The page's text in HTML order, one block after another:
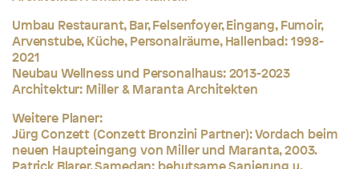
Umbau Restaurant, Bar, Felsenfoyer, Eingang, Fumoir,
Arvenstube, Küche, Personalräume, Hallenbad: 1998-
2021
Neubau Wellness und Personalhaus: 2013-2023
Architektur: Miller & Maranta Architekten
Weitere Planer:
Jürg Conzett (Conzett Bronzini Partner): Vordach beim
neuen Haupteingang von Miller und Maranta, 2003.